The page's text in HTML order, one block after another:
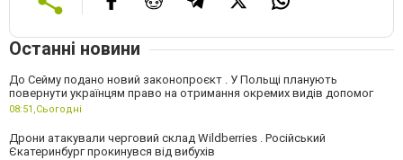
Останні новини
До Сейму подано новий законопроєкт . У Польщі планують
повернути українцям право на отримання окремих видів допомог
08:51,Сьогодні
Дрони атакували черговий склад Wildberries . Російський
Єкатеринбург прокинувся від вибухів